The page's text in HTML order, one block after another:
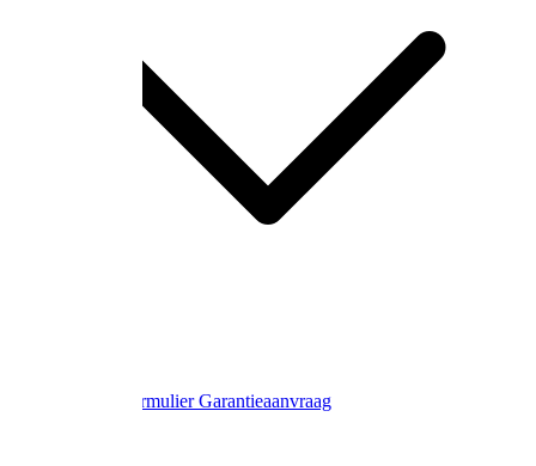
RetourformulierGarantieaanvraag